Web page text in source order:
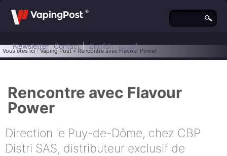
Newsletter Contact | English العربية
Vous êtes ici :Vaping Post» Rencontre avec Flavour Power
Rencontre avec Flavour
Power
Direction le Puy-de-Dôme, chez CBP
Distri SAS, distributeur exclusif de